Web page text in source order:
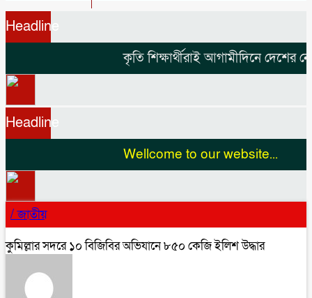
Headline
কৃতি শিক্ষার্থীরাই আগামীদিনে দেশের
Headline
Wellcome to our website...
/জাতীয়
কুমিল্লার সদরে ১০ বিজিবির অভিযানে ৮৫০ কেজি ইলিশ উদ্ধার